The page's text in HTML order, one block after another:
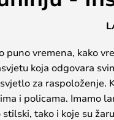
puno vremena, kako
koja odgovara
za
i policama. Imamo
tako i koje su